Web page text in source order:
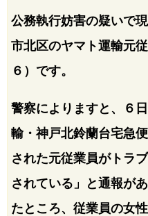
公務執行妨害の疑いで
市北区のヤマト運輸元
６）です。
警察によりますと、６
輸・神戸北鈴蘭台宅急
された元従業員がトラ
されている」と通報が
たところ、従業員の女